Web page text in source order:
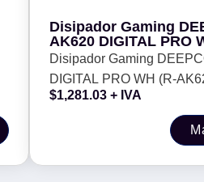
Disipador Gaming
AK620 DIGITAL PRO
AK620-WHAPMN-G) -
360mm, 2100RPM,
1851, 1700, 1200/
Disipador Gaming
DIGITAL PRO WH (R-
G) - ARGB, 360mm,
LGA 1851, 1700, 1200/
$1,281.03 + IVA